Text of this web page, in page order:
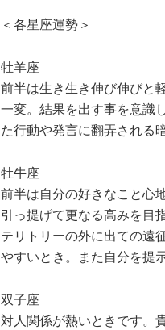
＜各星座運勢＞
牡羊座
前半は生き生き伸び伸びと
一変。結果を出す事を意識
た行動や発言に翻弄される
牡牛座
前半は自分の好きなこと心
引っ提げて更なる高みを目
テリトリーの外に出ての遠
やすいとき。また自分を提
双子座
対人関係が熱いときです。